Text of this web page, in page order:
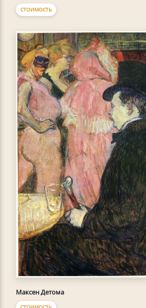
СТОИМОСТЬ
Максен Детома